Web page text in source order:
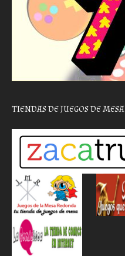
TIENDAS DE JUEGOS DE MESA